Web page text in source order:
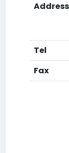
Address
Tel
Fax